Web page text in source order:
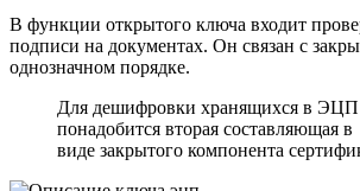
В функции открытого ключа входит
подписи на документах. Он связан с
однозначном порядке.
Для дешифровки хранящихся в
понадобится вторая составляющая в
виде закрытого компонента